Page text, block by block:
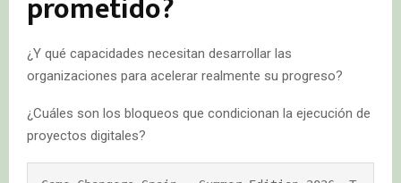
prometido?
¿Y qué capacidades necesitan desarrollar las
organizaciones para acelerar realmente su progreso?
¿Cuáles son los bloqueos que condicionan la ejecución de
proyectos digitales?